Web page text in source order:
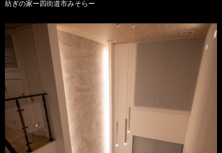
紡ぎの家ー四街道市みそらー